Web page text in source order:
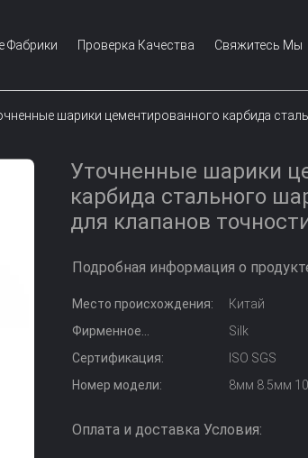
Фабрики Проверка Качества Свяжитесь Мы
шарики цементированного карбида
Уточненные шарики
карбида стального
для клапанов
Подробная информация о
Место происхождения:
Китай
Фирменное
наименование:
Silk
Сертификация:
ISO SGS
Номер модели:
8мм 8.5мм
Оплата и доставка Условия: